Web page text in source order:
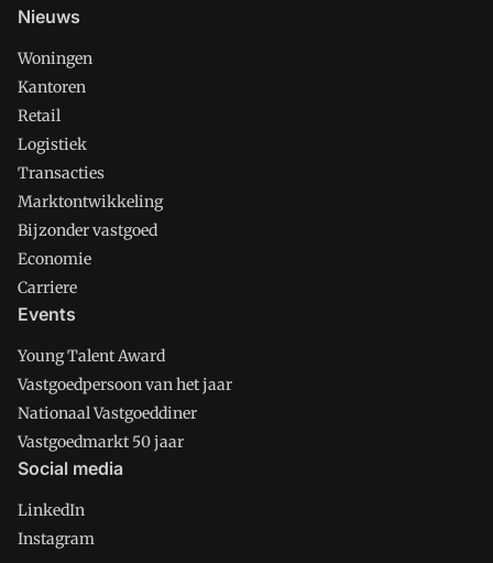
Nieuws
Woningen
Kantoren
Retail
Logistiek
Transacties
Marktontwikkeling
Bijzonder vastgoed
Economie
Carriere
Events
Young Talent Award
Vastgoedpersoon van het jaar
Nationaal Vastgoeddiner
Vastgoedmarkt 50 jaar
Social media
LinkedIn
Instagram